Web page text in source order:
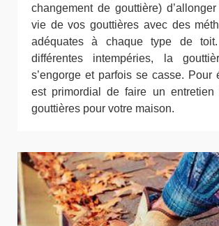
changement de gouttière)
vie de vos gouttières avec des
adéquates à chaque type de
différentes intempéries, la
s’engorge et parfois se casse. Pour
est primordial de faire un entretien
gouttières pour votre maison.